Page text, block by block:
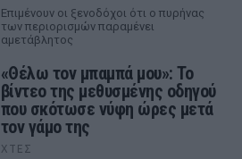
Επιμένουν οι ξενοδόχοι ότι ο πυρήνας
των περιορισμών παραμένει
αμετάβλητος
«Θέλω τον μπαμπά μου»: Το
βίντεο της μεθυσμένης οδηγού
που σκότωσε νύφη ώρες μετά
τον γάμο της
ΧΤΕΣ